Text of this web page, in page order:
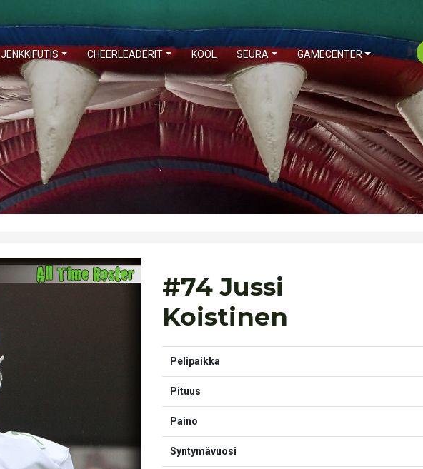
JENKKIFUTIS CHEERLEADERIT KOOL SEURA GAMECENTER
#74 Jussi
Koistinen
Pelipaikka
Pituus
Paino
Syntymävuosi